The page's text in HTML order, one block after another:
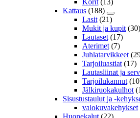
Korit (13)
Kattaus (188)
Lasit (21)
Mukit ja kupit (30)
Lautaset (17)
Aterimet (7)
Juhlatarvikkeet
Tarjoiluastiat (17)
Lautasliinat ja
Tarjoilukannut
Jälkiruokakulhot
Sisustustaulut ja -
valokuvakehykset